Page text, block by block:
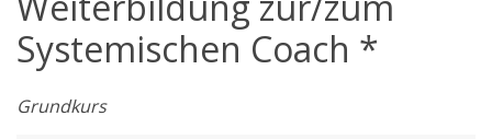
Systemischen Coach *
Grundkurs